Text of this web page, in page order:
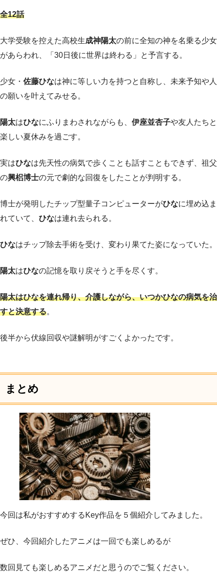
全12話
大学受験を控えた高校生成神陽太の前に全知の神を名乗る少女
があらわれ、「30日後に世界は終わる」と予言する。
少女・ 佐藤ひなは神に等しい力を持つと自称し、未来予知や人
の願いを叶えてみせる。
陽太はひなにふりまわされながらも、 伊座並杏子や友人たちと
楽しい夏休みを過ごす。
実はひなは先天性の病気で歩くことも話すこともできず、祖父
の興梠博士の元で劇的な回復をしたことが判明する。
博士が発明したチップ型量子コンピューターがひなに埋め込ま
れていて、 ひなは連れ去られる。
ひなはチップ除去手術を受け、変わり果てた姿になっていた。
陽太はひなの記憶を取り戻そうと手を尽くす。
陽太はひなを連れ帰り、介護しながら、いつかひなの病気を治
すと決意する。
後半から伏線回収や謎解明がすごくよかったです。
まとめ
今回は私がおすすめするKey作品を５個紹介してみました。
ぜひ、今回紹介したアニメは一回でも楽しめるが
数回見ても楽しめるアニメだと思うのでご覧ください。